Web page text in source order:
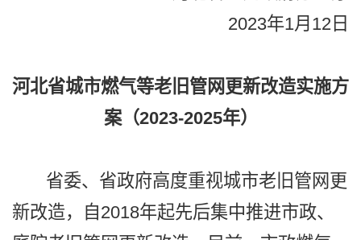
2023年1月12日
河北省城市燃气等老旧管网更新改造实施方
案（2023-2025年）
省委、省政府高度重视城市老旧管网更
新改造，自2018年起先后集中推进市政、